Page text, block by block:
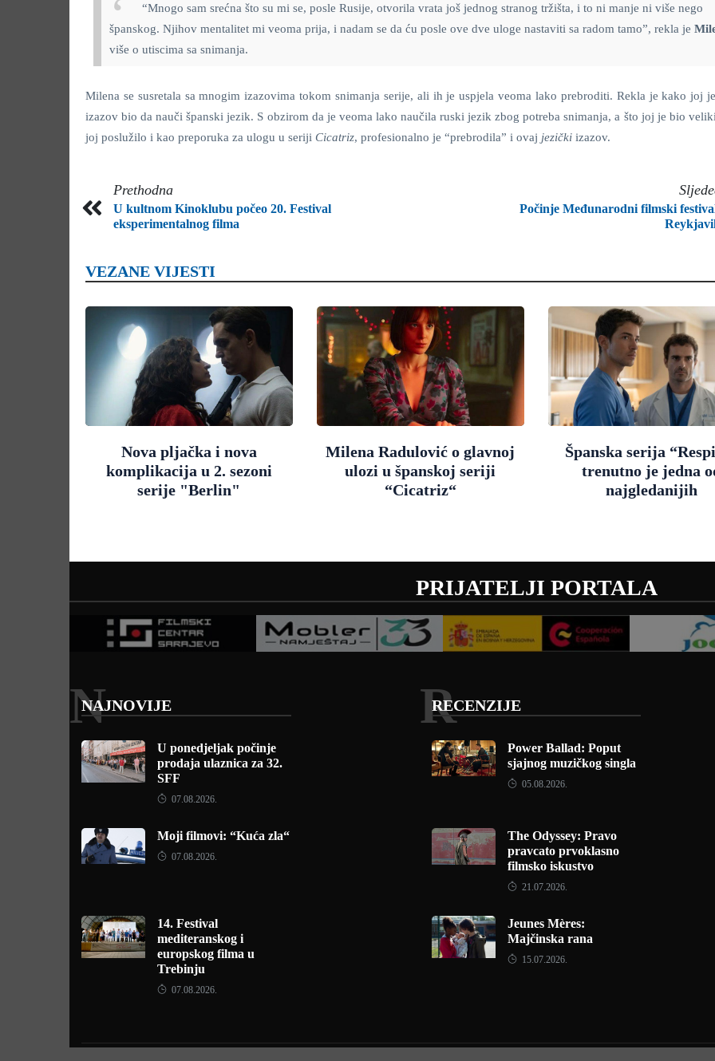
“Mnogo sam srećna što su mi se, posle Rusije, otvorila vrata još jednog stranog tržišta, i to ni manje ni više nego
španskog. Njihov mentalitet mi veoma prija, i nadam se da ću posle ove dve uloge nastaviti sa radom tamo”, rekla je
više o utiscima sa snimanja.
Milena se susretala sa mnogim izazovima tokom snimanja serije, ali ih je uspjela veoma lako prebroditi. Rekla je kako joj
izazov bio da nauči španski jezik. S obzirom da je veoma lako naučila ruski jezik zbog potreba snimanja, a što joj je bio
joj poslužilo i kao preporuka za ulogu u seriji Cicatriz, profesionalno je “prebrodila” i ovaj jezički izazov.
Prethodna
U kultnom Kinoklubu počeo 20. Festival
eksperimentalnog filma
Počinje Međunarodni filmski
VEZANE VIJESTI
Nova pljačka i nova
komplikacija u 2. sezoni
serije "Berlin"
Milena Radulović o glavnoj
ulozi u španskoj seriji
“Cicatriz“
Španska serija
trenutno je jedna
najgledanijih
PRIJATELJI PORTALA
NAJNOVIJE
N
U ponedjeljak počinje
prodaja ulaznica za 32.
SFF
07.08.2026.
Moji filmovi: “Kuća zla“
07.08.2026.
14. Festival
mediteranskog i
europskog filma u
Trebinju
07.08.2026.
RECENZIJE
R
Power Ballad: Poput
sjajnog muzičkog singla
05.08.2026.
The Odyssey: Pravo
pravcato prvoklasno
filmsko iskustvo
21.07.2026.
Jeunes Mères:
Majčinska rana
15.07.2026.